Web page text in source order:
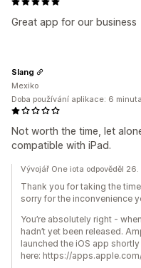
Great app for our business
Not worth the time, let
compatible with iPad.
Slang
Mexiko
Doba používání aplikace: 6
Vývojář One iota odpověděl
Thank you for taking the
sorry for the inconvenience
You’re absolutely right -
hadn’t yet been released.
launched the iOS app
here: https://